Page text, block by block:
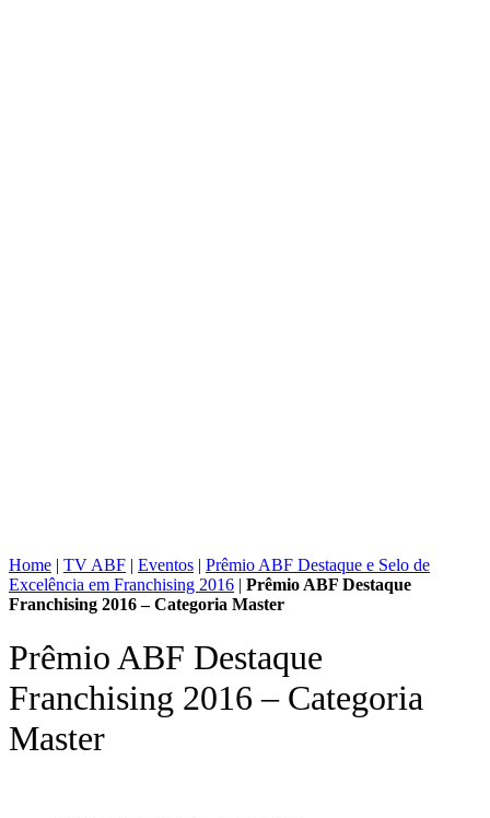
Home | TV ABF | Eventos | Prêmio ABF Destaque e Selo de
Excelência em Franchising 2016 | Prêmio ABF Destaque
Franchising 2016 – Categoria Master
Prêmio ABF Destaque
Franchising 2016 – Categoria
Master